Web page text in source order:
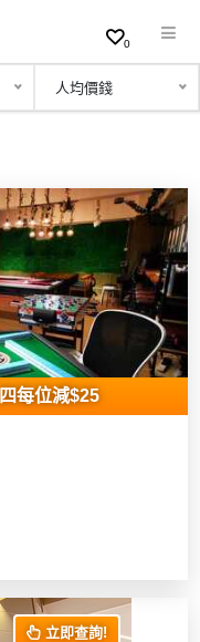
0
人均價錢
每位減$25
立即查詢!